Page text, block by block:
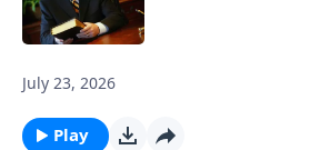
July 23, 2026
Play